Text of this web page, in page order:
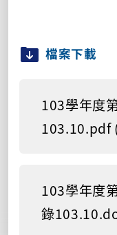
檔案下載
103學年度
103.10.pdf
103學年度
錄